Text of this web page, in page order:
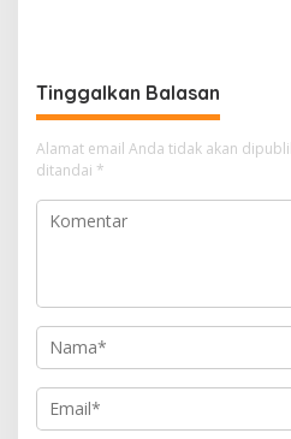
Tinggalkan Balasan
Alamat email Anda tidak akan
ditandai *